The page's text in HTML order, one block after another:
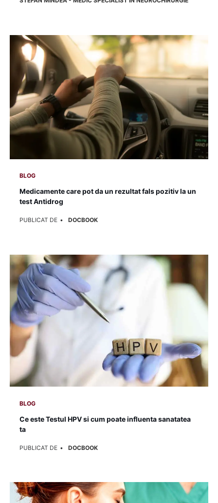
BLOG
Medicamente care pot da un rezultat fals pozitiv la un
test Antidrog
PUBLICAT DE DOCBOOK
BLOG
Ce este Testul HPV si cum poate influenta sanatatea
ta
PUBLICAT DE DOCBOOK